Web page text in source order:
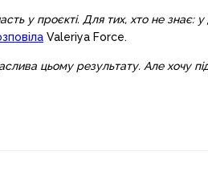
у проєкті. Для тих, хто не знає:
Valeriya Force.
цьому результату. Але хочу